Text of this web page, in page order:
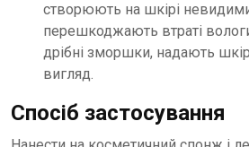
створюють на шкірі
перешкоджають втраті
дрібні зморшки, надають
вигляд.
Спосіб застосування